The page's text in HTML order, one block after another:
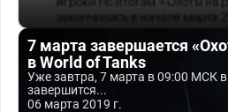
7 марта завершается
в World of Tanks
Уже завтра, 7 марта в 09:00 МСК
завершится...
06 марта 2019 г.